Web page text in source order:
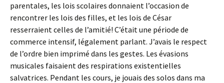
parentales, les lois scolaires donnaient l’occasion de
rencontrer les lois des filles, et les lois de César
resserraient celles de l’amitié! C’était une période de
commerce intensif, légalement parlant. J’avais le respect
de l’ordre bien imprimé dans les gestes. Les évasions
musicales faisaient des respirations existentielles
salvatrices. Pendant les cours, je jouais des solos dans ma